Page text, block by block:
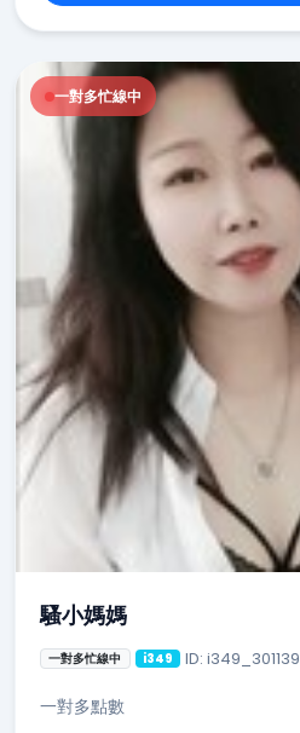
一對多忙線中
騷小媽媽
一對多忙線中 i349 ID: i349_301139
一對多點數